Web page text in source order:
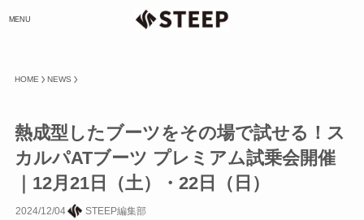
MENU
HOME NEWS
熱成型したブーツをその場で試せる！ス
カルパATブーツ プレミアム試乗会開催
｜12月21日（土）・22日（日）
2024/12/04 STEEP編集部